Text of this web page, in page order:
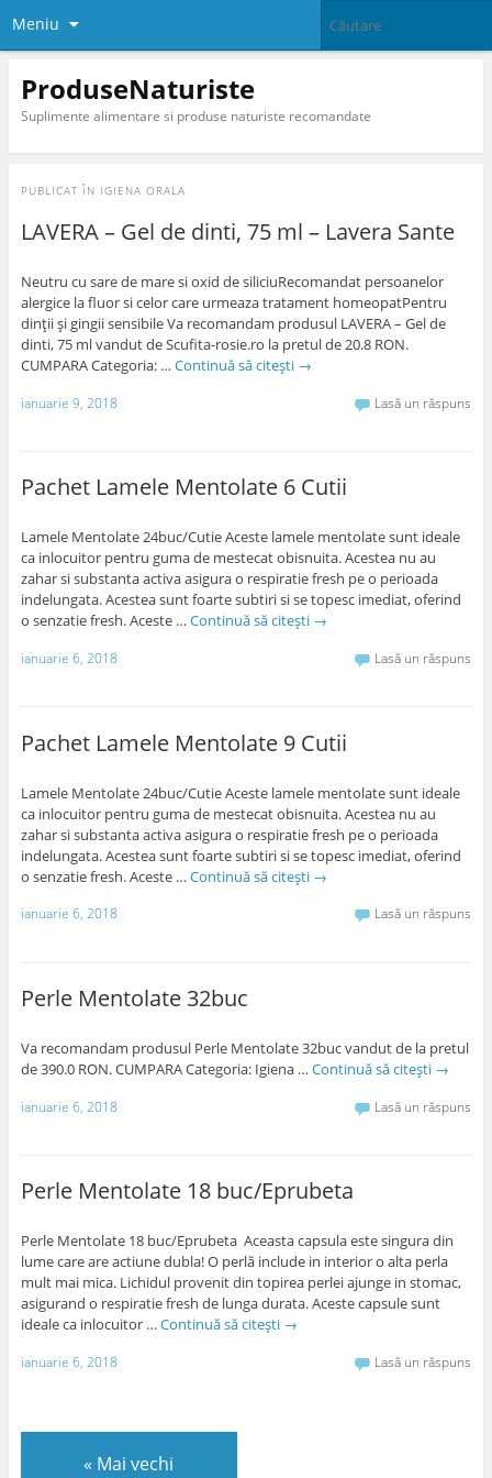
Meniu
ProduseNaturiste
Suplimente alimentare si produse naturiste recomandate
PUBLICAT ÎN IGIENA ORALA
LAVERA – Gel de dinti, 75 ml – Lavera Sante
Neutru cu sare de mare si oxid de siliciuRecomandat persoanelor
alergice la fluor si celor care urmeaza tratament homeopatPentru
dinții și gingii sensibile Va recomandam produsul LAVERA – Gel de
dinti, 75 ml vandut de Scufita-rosie.ro la pretul de 20.8 RON.
CUMPARA Categoria: … Continuă să citești →
ianuarie 9, 2018 Lasă un răspuns
Pachet Lamele Mentolate 6 Cutii
Lamele Mentolate 24buc/Cutie Aceste lamele mentolate sunt ideale
ca inlocuitor pentru guma de mestecat obisnuita. Acestea nu au
zahar si substanta activa asigura o respiratie fresh pe o perioada
indelungata. Acestea sunt foarte subtiri si se topesc imediat, oferind
o senzatie fresh. Aceste … Continuă să citești →
ianuarie 6, 2018 Lasă un răspuns
Pachet Lamele Mentolate 9 Cutii
Lamele Mentolate 24buc/Cutie Aceste lamele mentolate sunt ideale
ca inlocuitor pentru guma de mestecat obisnuita. Acestea nu au
zahar si substanta activa asigura o respiratie fresh pe o perioada
indelungata. Acestea sunt foarte subtiri si se topesc imediat, oferind
o senzatie fresh. Aceste … Continuă să citești →
ianuarie 6, 2018 Lasă un răspuns
Perle Mentolate 32buc
Va recomandam produsul Perle Mentolate 32buc vandut de la pretul
de 390.0 RON. CUMPARA Categoria: Igiena … Continuă să citești →
ianuarie 6, 2018 Lasă un răspuns
Perle Mentolate 18 buc/Eprubeta
Perle Mentolate 18 buc/Eprubeta Aceasta capsula este singura din
lume care are actiune dubla! O perlă include in interior o alta perla
mult mai mica. Lichidul provenit din topirea perlei ajunge in stomac,
asigurand o respiratie fresh de lunga durata. Aceste capsule sunt
ideale ca inlocuitor … Continuă să citești →
ianuarie 6, 2018 Lasă un răspuns
« Mai vechi